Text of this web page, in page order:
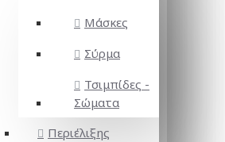
Μάσκες
Σύρμα
Τσιμπίδες -
Σώματα
Περιέλιξης